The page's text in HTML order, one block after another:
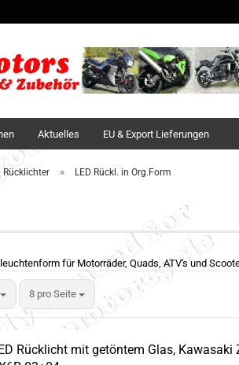
Sprache
Aktuelles EU & Export Lieferungen
Rücklichter » LED Rückl. in Org.Form
für Motorräder, Quads, ATV's und
8 pro Seite
Rücklicht mit getöntem Glas, Kawasaki